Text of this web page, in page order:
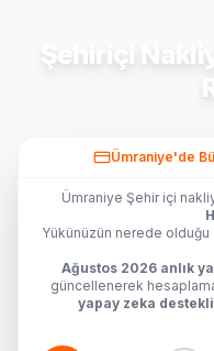
Şehiriçi
Ümraniye'de
Ümraniye Şehir içi
Yükünüzün nerede olduğu
Ağustos 2026 anlık
güncellenerek
yapay zeka destekli